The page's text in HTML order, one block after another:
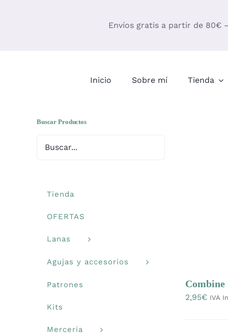
Envíos gratis a partir de 80€
Inicio Sobre mí Tienda
2,95€ IVA
Buscar Productos
Tienda
OFERTAS
Lanas
Agujas y accesorios
Patrones
Kits
Mercería